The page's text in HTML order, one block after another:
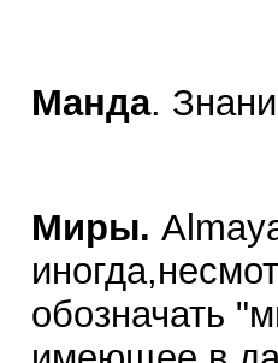
Манда.
Миры.
обозначать